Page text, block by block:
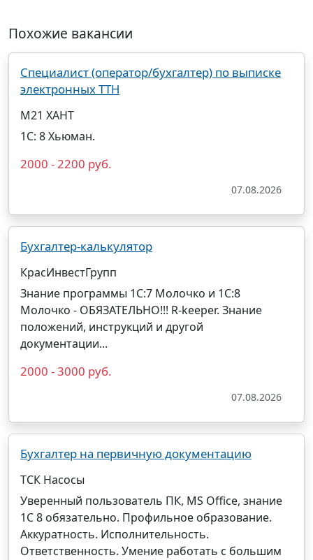
Похожие вакансии
Специалист (оператор/бухгалтер) по выписке
электронных ТТН
М21 ХАНТ
1С: 8 Хьюман.
2000 - 2200 руб.
07.08.2026
Бухгалтер-калькулятор
КрасИнвестГрупп
Знание программы 1С:7 Молочко и 1С:8
Молочко - ОБЯЗАТЕЛЬНО!!! R-keeper. Знание
положений, инструкций и другой
документации...
2000 - 3000 руб.
07.08.2026
Бухгалтер на первичную документацию
ТСК Насосы
Уверенный пользователь ПК, MS Office, знание
1С 8 обязательно. Профильное образование.
Аккуратность. Исполнительность.
Ответственность. Умение работать с большим